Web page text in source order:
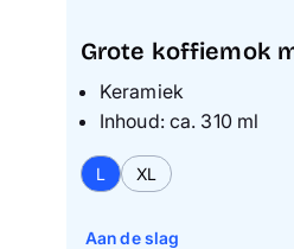
Grote koffiemok
Keramiek
Inhoud: ca. 310 ml
L XL
Aan de slag